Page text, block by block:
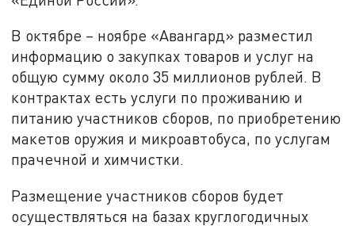
В октябре – ноябре «Авангард» разместил
информацию о закупках товаров и услуг на
общую сумму около 35 миллионов рублей. В
контрактах есть услуги по проживанию и
питанию участников сборов, по приобретению
макетов оружия и микроавтобуса, по услугам
прачечной и химчистки.
Размещение участников сборов будет
осуществляться на базах круглогодичных